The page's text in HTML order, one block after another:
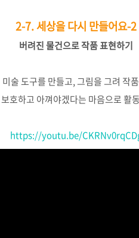
2-7.세상을 다시 만들어요-2
버려진물건으로작품표현하기
미술도구를 만들고, 그림을 그려 작
보호하고 아껴야겠다는 마음으로 활
https://youtu.be/